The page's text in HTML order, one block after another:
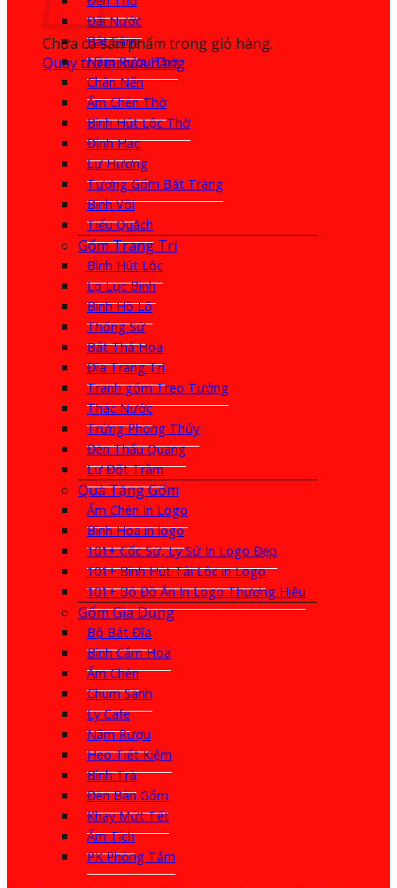
Chưa có sản phẩm trong giỏ hàng.
Quay trở lại cửa hàng
Đài Nước
Bát Sâm
Nậm Rượu Thờ
Chân Nến
Ấm Chén Thờ
Bình Hút Lộc Thờ
Đỉnh Hạc
Lư Hương
Tượng Gốm Bát Tràng
Bình Vôi
Tiểu Quách
Gốm Trang Trí
Bình Hút Lộc
Lọ Lục Bình
Bình Hồ Lô
Thống Sứ
Bát Thả Hoa
Đĩa Trang Trí
Tranh gốm Treo Tường
Thác Nước
Trứng Phong Thủy
Đèn Thấu Quang
Lư Đốt Trầm
Quà Tặng Gốm
Ấm Chén In Logo
Bình Hoa in logo
101+ Cốc Sứ, Ly Sứ In Logo Đẹp
101+ Bình Hút Tài Lộc in Logo
101+ Bộ Đồ Ăn In Logo Thương Hiệu
Gốm Gia Dụng
Bộ Bát Đĩa
Bình Cắm Hoa
Ấm Chén
Chum Sành
Ly Cafe
Nậm Rượu
Heo Tiết Kiệm
Bình Trà
Đèn Bàn Gốm
Khay Mứt Tết
Ấm Tích
PK Phòng Tắm